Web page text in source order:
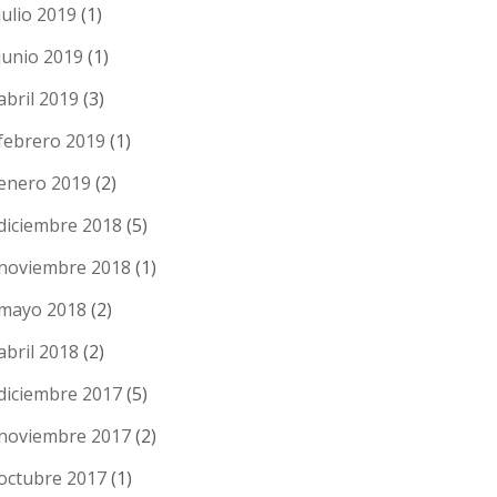
2019 (1)
2019 (1)
2019 (3)
2019 (1)
2019 (2)
2018 (5)
2018 (1)
2018 (2)
2018 (2)
2017(5)
2017(2)
2017(1)